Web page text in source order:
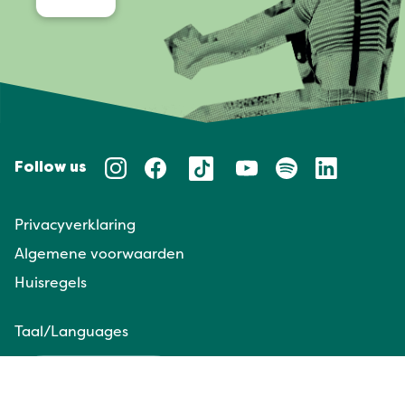
Follow us
Privacyverklaring
Algemene voorwaarden
Huisregels
Taal/Languages